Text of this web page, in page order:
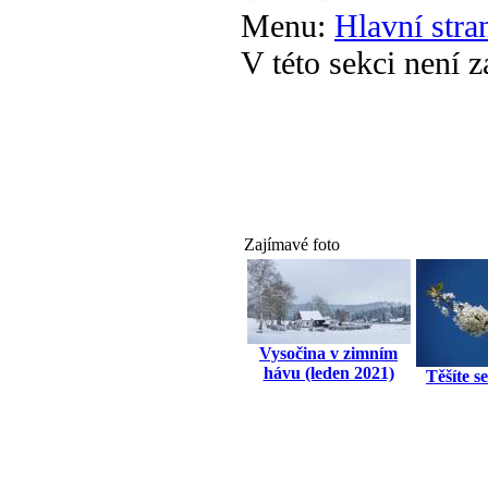
Menu: Hlavní
V této sekci není
Zajímavé foto
Vysočina v zimním
hávu (leden 2021)
Těšíte